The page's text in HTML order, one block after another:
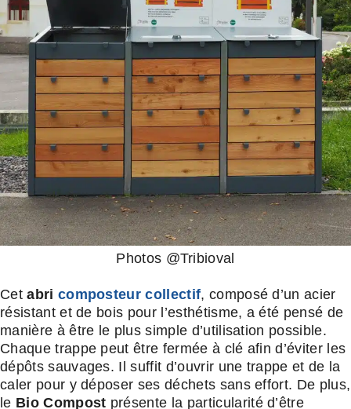
Photos @Tribioval
Cetabri composteur collectif, composé d’un acier
résistant et de bois pour l’esthétisme, a été pensé de
manière à être le plus simple d’utilisation possible.
Chaque trappe peut être fermée à clé afin d’éviter les
dépôts sauvages. Il suffit d’ouvrir une trappe et de la
caler pour y déposer ses déchets sans effort. De plus,
le Bio Compost présente la particularité d’être